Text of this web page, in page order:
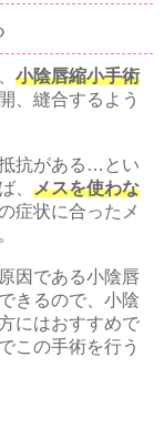
小陰唇縮小手術
、縫合するよう
抗がある…とい
、 メスを使わな
症状に合ったメ
因である小陰唇
きるので、小陰
にはおすすめで
この手術を行う